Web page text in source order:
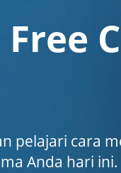
pelajari cara
Anda hari ini.